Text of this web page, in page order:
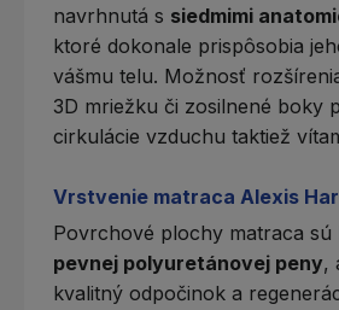
navrhnutá s siedmimi
ktoré dokonale prispôsobia
vášmu telu. Možnosť
3D mriežku či zosilnené boky
cirkulácie vzduchu taktiež
Vrstvenie matraca Alexis
Povrchové plochy matraca sú
pevnej polyuretánovej peny,
kvalitný odpočinok a